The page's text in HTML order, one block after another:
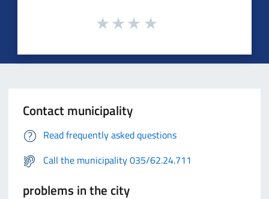
Contact municipality
Read frequently asked questions
Call the municipality 035/62.24.711
problems in the city